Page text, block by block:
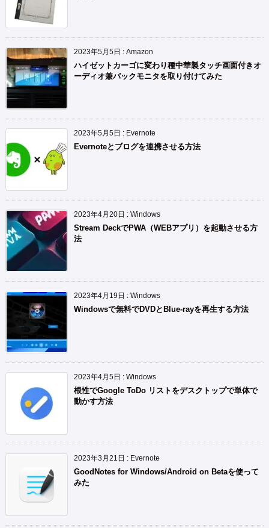
2023年5月5日 : Amazon
ハイゼットカーゴに変わり種中華製タッチ画面付きオ
ーディオ兼バックモニタを取り付けてみた
2023年5月5日 : Evernote
Evernoteとブログを連携させる方法
2023年4月20日 : Windows
Stream DeckでPWA（WEBアプリ）を起動させる方
法
2023年4月19日 : Windows
Windowsで無料でDVDとBlue-rayを再生する方法
2023年4月5日 : Windows
根性でGoogle ToDo リストをデスクトップで単体で
動かす方法
2023年3月21日 : Evernote
GoodNotes for Windows/Android on Betaを使って
みた